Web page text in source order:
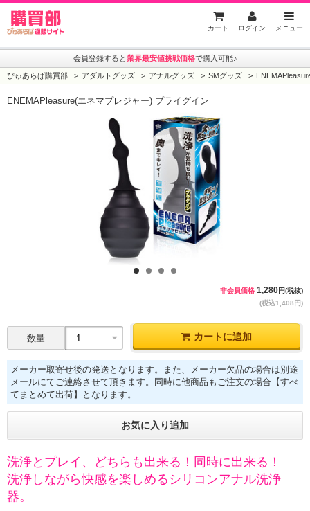
カート ログイン メニュー
会員登録すると業界最安値挑戦価格で購入可能♪
ぴゅあらば購買部 アダルトグッズ アナルグッズ SMグッズ
ENEMAPleasure(エネマプレジャー) プライグイン
非会員価格 1,280円(税抜)
(税込1,408円)
数量 カートに追加
メーカー取寄せ後の発送となります。また、メーカー欠品の場合は別途
メールにてご連絡させて頂きます。同時に他商品もご注文の場合【すべ
てまとめて出荷】となります。
お気に入り追加
洗浄とプレイ、どちらも出来る！同時に出来る！
洗浄しながら快感を楽しめるシリコンアナル洗浄
器。